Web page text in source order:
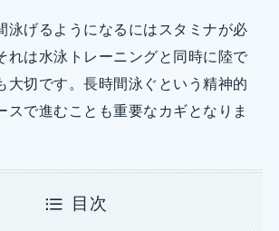
泳げるようになるにはスタミナが必
れは水泳トレーニングと同時に陸で
大切です。長時間泳ぐという精神的
スで進むことも重要なカギとなりま
目次